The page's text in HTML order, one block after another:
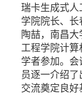
瑞卡生成式人
学院院长、
陶喆，南昌
工程学院计
学者参加。会
员逐一介绍
交流奠定良好